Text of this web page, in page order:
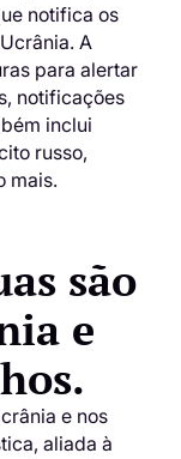
notifica os
A
para alertar
notificações
inclui
russo,
mais.
são
e
e nos
aliada à